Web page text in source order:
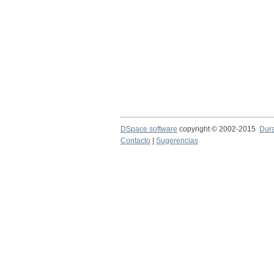
DSpace software copyright © 2002-2015
Contacto
Sugerencias